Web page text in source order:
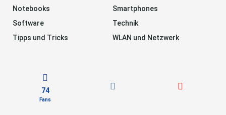
Notebooks
Smartphones
Software
Technik
Tipps und Tricks
WLAN und Netzwerk
74
Fans